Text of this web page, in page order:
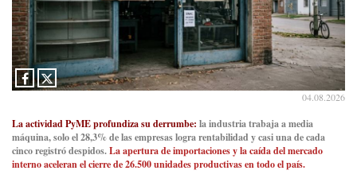
04.08.2026
La actividad PyME profundiza su derrumbe: la industria trabaja a media
máquina, solo el 28,3% de las empresas logra rentabilidad y casi una de cada
cinco registró despidos.La apertura de importaciones y la caída del mercado
interno aceleran el cierre de 26.500 unidades productivas en todo el país.